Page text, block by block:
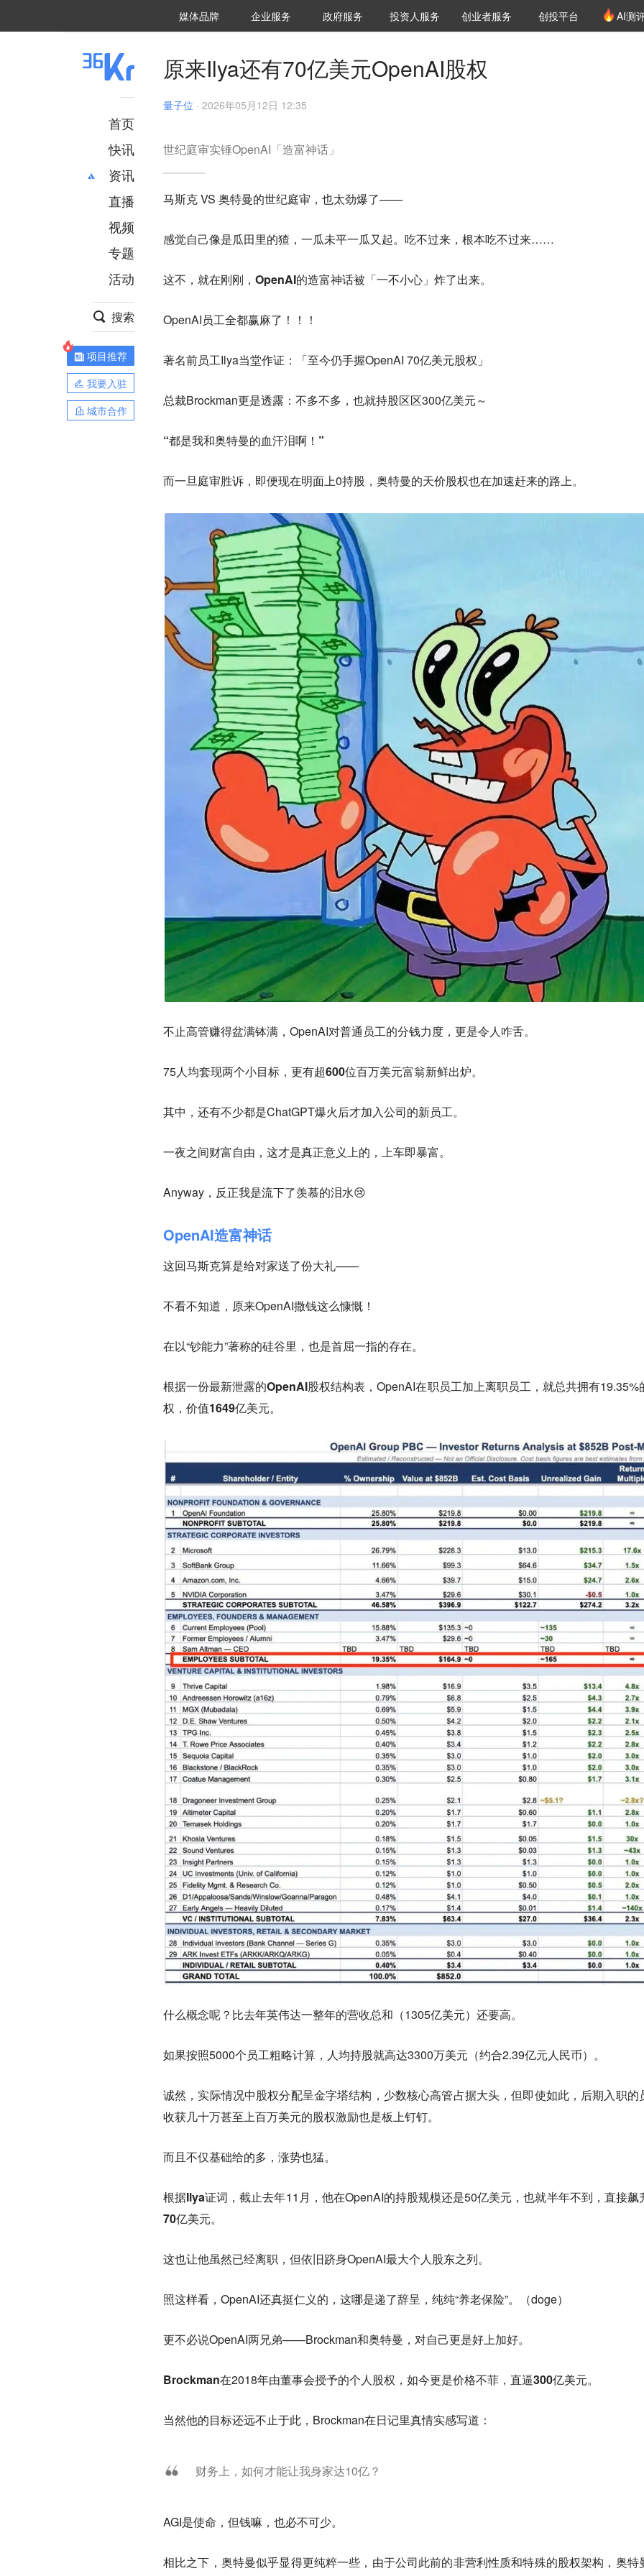
媒体品牌 36Kr研究院
企业服务 城市之窗
政府服务 VClub投资机构库
投资机构职位推介
投资人服务 创投氪堂
创业者服务 创投平台 AI测
首页
快讯
资讯
推荐
财经
项目推荐
安徽
直播
视频
专题
活动
搜索
项目推荐
我要入驻
城市合作
原来Ilya还有70亿美元OpenAI股权
量子位 · 2026年05月12日 12:35
世纪庭审实锤OpenAI「造富神话」
马斯克 VS 奥特曼的世纪庭审 ，也太劲爆了——
感觉自己像是瓜田里的猹，一瓜未平一瓜又起。吃不过来，根本吃不过来……
这不，就在刚刚， OpenAI的造富神话被「一不小心」炸了出来。
OpenAI员工全都赢麻了！！！
著名前员工Ilya当堂作证：「至今仍手握OpenAI 70亿美元股权」
总裁Brockman更是透露：不多不多，也就持股区区300亿美元～
“都是我和奥特曼的血汗泪啊！”
而一旦庭审胜诉，即便现在明面上0持股，奥特曼的天价股权也在加速赶来的路上。
不止高管赚得盆满钵满，OpenAI对普通员工的分钱力度，更是令人咋舌。
75人均套现两个小目标，更有超600位百万美元富翁新鲜出炉。
其中，还有不少都是ChatGPT爆火后才加入公司的新员工。
一夜之间财富自由，这才是真正意义上的， 上车即暴富。
Anyway，反正我是流下了羡慕的泪水😢
OpenAI造富神话
这回马斯克算是给对家送了份大礼——
不看不知道，原来OpenAI撒钱这么慷慨！
在以“钞能力”著称的硅谷里，也是首屈一指的存在。
根据一份最新泄露的OpenAI股权结构表 ，OpenAI在职员工加上离职员工，就总共拥有19.35%
权，价值1649亿美元。
什么概念呢？比去年英伟达一整年的营收总和（1305亿美元）还要高。
如果按照5000个员工粗略计算，人均持股就高达3300万美元（约合2.39亿元人民币）。
诚然，实际情况中股权分配呈金字塔结构，少数核心高管占据大头，但即使如此，后期入职的
收获几十万甚至上百万美元的股权激励也是板上钉钉。
而且不仅基础给的多，涨势也猛。
根据Ilya证词，截止去年11月，他在OpenAI的持股规模还是50亿美元，也就半年不到，直接飙
70亿美元。
这也让他虽然已经离职，但依旧跻身OpenAI最大个人股东之列。
照这样看，OpenAI还真挺仁义的，这哪是递了辞呈，纯纯“养老保险”。（doge）
更不必说OpenAI两兄弟——Brockman和奥特曼，对自己更是好上加好。
Brockman在2018年由董事会授予的个人股权，如今更是价格不菲，直逼300亿美元。
当然他的目标还远不止于此，Brockman在日记里真情实感写道：
财务上，如何才能让我身家达10亿？
AGI是使命，但钱嘛，也必不可少。
相比之下， 奥特曼似乎显得更纯粹一些，由于公司此前的非营利性质和特殊的股权架构，奥特